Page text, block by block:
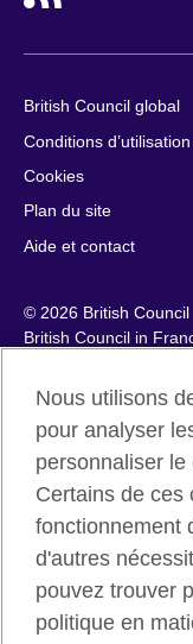
British Council global
Conditions
Cookies
Plan du site
Aide et contact
© 2026 British Council
British Council in
internationale
et des relations
actions simplifiée
France avec le
9/11 rue de
209131 (Angleterre
Adresse : 1 Redman
Royaume-Uni.
Veuillez noter que
le British Council au
Nous utilisons
pour analyser
personnaliser
Certains de ces
fonctionnement
d'autres
pouvez trouver
politique en